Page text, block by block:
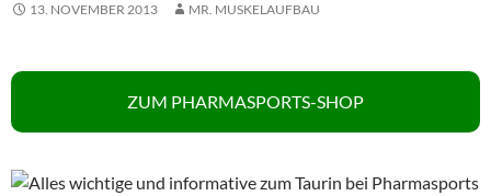
13. NOVEMBER 2013 MR. MUSKELAUFBAU
ZUM PHARMASPORTS-SHOP